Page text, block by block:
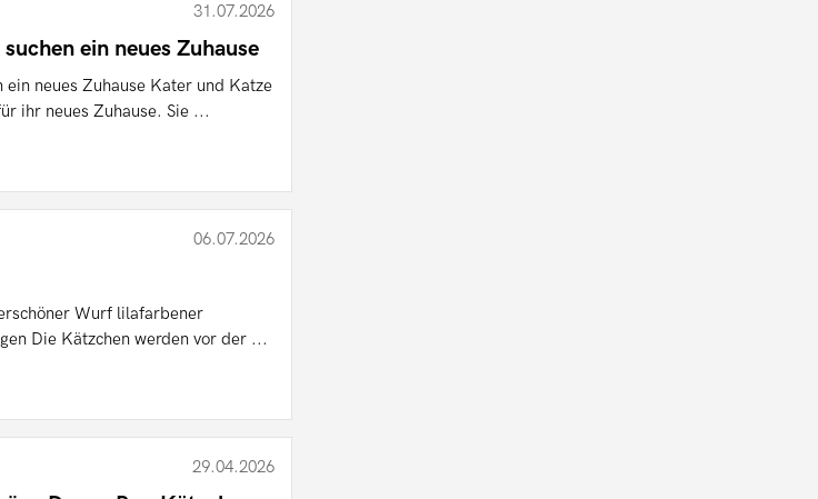
31.07.2026
ein neues Zuhause
ein neues Zuhause Kater und Katze
ihr neues Zuhause. Sie ...
06.07.2026
Wurf lilafarbener
Die Kätzchen werden vor der ...
29.04.2026